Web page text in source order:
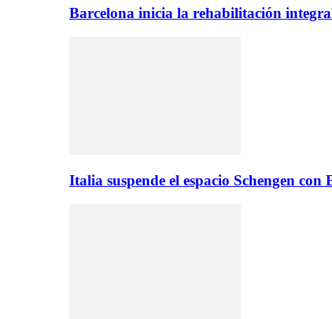
Barcelona inicia la rehabilitación
Italia suspende el espacio Schengen